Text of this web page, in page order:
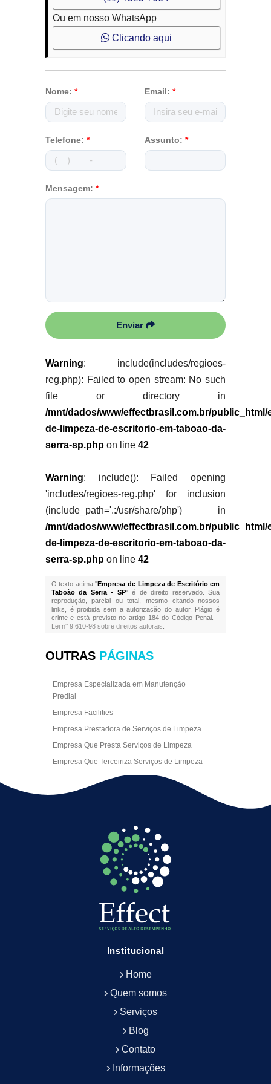
Ou em nosso WhatsApp
Clicando aqui
Nome: * Email: *
Telefone: * Assunto: *
Mensagem: *
Enviar
Warning: include(includes/regioes-
reg.php): Failed to open stream: No such
file or directory in
/mnt/dados/www/effectbrasil.com.br/public_html/
de-limpeza-de-escritorio-em-taboao-da-
serra-sp.phpon line 42
Warning: include(): Failed opening
'includes/regioes-reg.php' for inclusion
(include_path='.:/usr/share/php') in
/mnt/dados/www/effectbrasil.com.br/public_html/
de-limpeza-de-escritorio-em-taboao-da-
serra-sp.phpon line 42
O texto acima "Empresa de Limpeza de Escritório em
Taboão da Serra - SP" é de direito reservado. Sua
reprodução, parcial ou total, mesmo citando nossos
links, é proibida sem a autorização do autor. Plágio é
crime e está previsto no artigo 184 do Código Penal. –
Lei n° 9.610-98 sobre direitos autorais
OUTRAS PÁGINAS
Empresa Especializada em Manutenção
Predial
Empresa Facilities
Empresa Prestadora de Serviços de Limpeza
Empresa Que Presta Serviços de Limpeza
Empresa Que Terceiriza Serviços de Limpeza
Empresa Terceirizada de Portaria
Empresa de Facilities
Empresa de Limpeza Empresarial
Empresa de Limpeza Predial
Empresa de Limpeza Predial Terceirizada
Empresa de Limpeza de Escritório
Empresa de Limpeza de Fachada
Empresa de Limpeza de Fachadas
Empresa de Limpeza e Conservação Predial
Empresa de Portaria e Controlador de Acesso
Empresa de Portaria e Limpeza
Empresa de Serviços Terceirizados
Empresa de Terceirização de Portaria
Empresa de Terceirização de Serviços de
Institucional
Home
Quem somos
Serviços
Blog
Contato
Informações